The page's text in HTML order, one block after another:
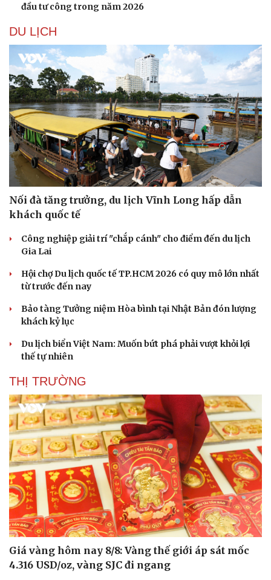
Du lịch
Tư vấn
Săn Tour
check-in
Podcast
Câu chuyện thời sự
Đọc truyện đêm khuya
Cửa sổ tình yêu
Kể chuyện cho bé
Hạt giống tâm hồn
đầu tư công trong năm 2026
DU LỊCH
Nối đà tăng trưởng, du lịch Vĩnh Long hấp dẫn
khách quốc tế
Công nghiệp giải trí "chắp cánh" cho điểm đến du lịch
Gia Lai
Hội chợ Du lịch quốc tế TP.HCM 2026 có quy mô lớn nhất
từ trước đến nay
Bảo tàng Tưởng niệm Hòa bình tại Nhật Bản đón lượng
khách kỷ lục
Du lịch biển Việt Nam: Muốn bứt phá phải vượt khỏi lợi
thế tự nhiên
THỊ TRƯỜNG
Giá vàng hôm nay 8/8: Vàng thế giới áp sát mốc
4.316 USD/oz, vàng SJC đi ngang